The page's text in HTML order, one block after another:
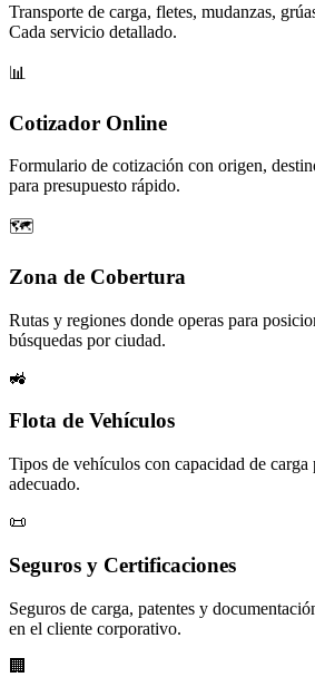
Transporte de carga, fletes, mudanzas,
Cada servicio detallado.
📊
Cotizador Online
Formulario de cotización con origen,
para presupuesto rápido.
🗺️
Zona de Cobertura
Rutas y regiones donde operas para
búsquedas por ciudad.
🚜
Flota de Vehículos
Tipos de vehículos con capacidad de
adecuado.
📜
Seguros y Certificaciones
Seguros de carga, patentes y
en el cliente corporativo.
🏢